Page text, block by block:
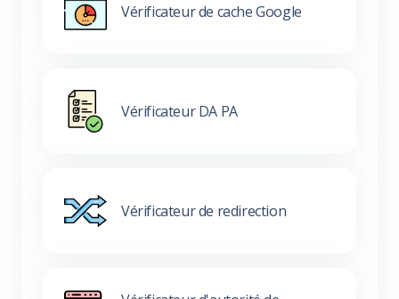
Vérificateur de cache Google
Vérificateur DA PA
Vérificateur de redirection